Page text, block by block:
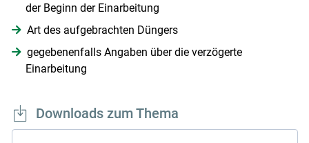
der Beginn der Einarbeitung
Art des aufgebrachten Düngers
gegebenenfalls Angaben über die verzögerte
Einarbeitung
Downloads zum Thema